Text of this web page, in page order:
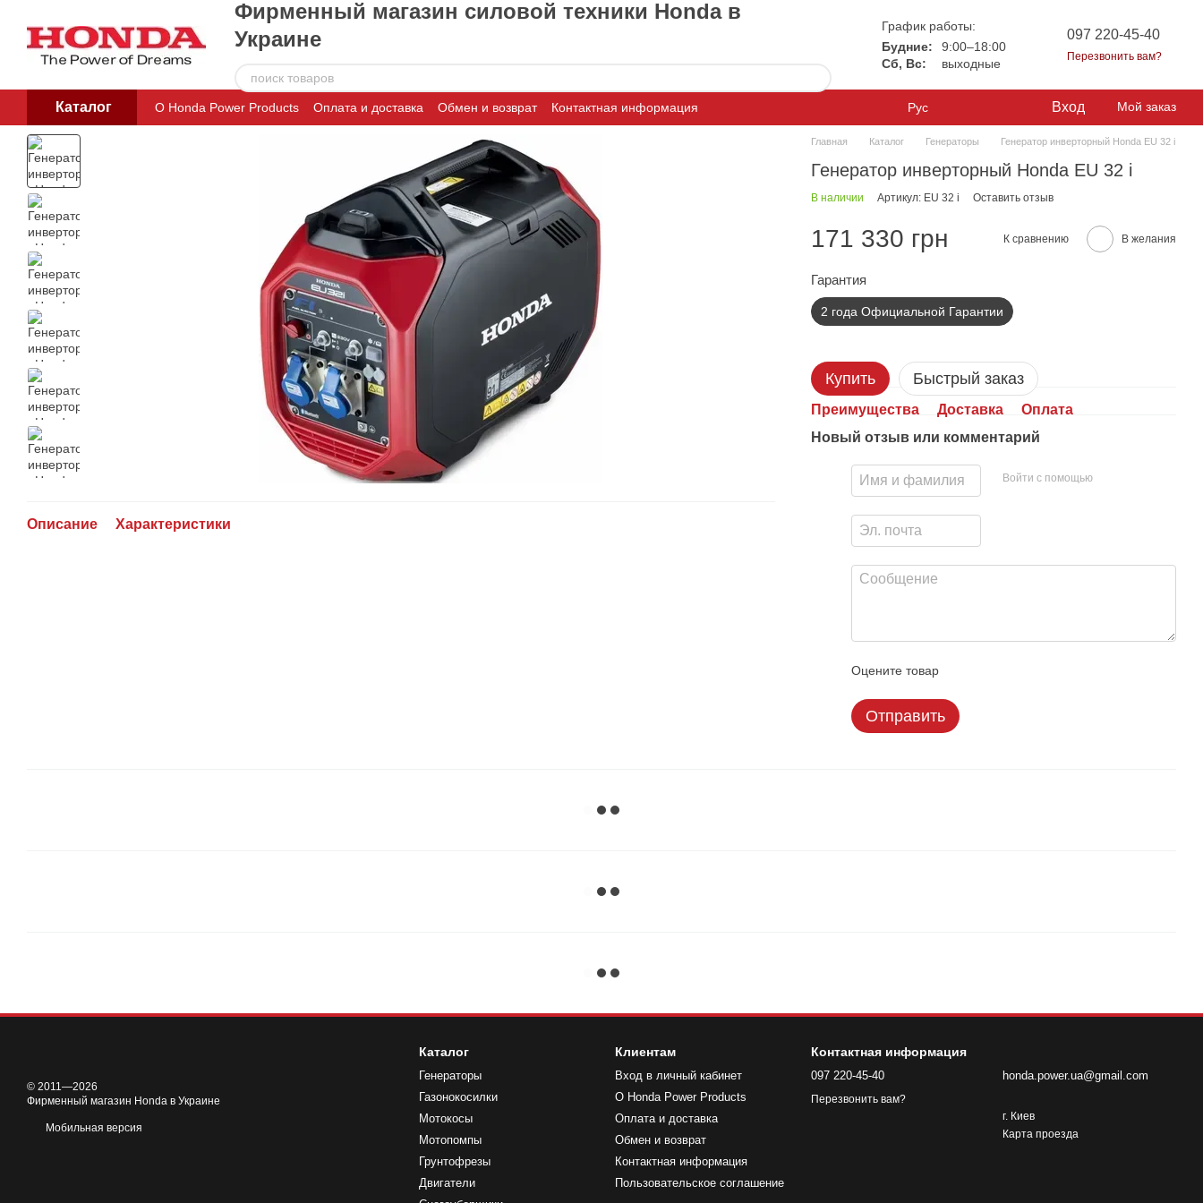
Фирменный магазин силовой техники Honda в
Украине
График работы:
Будние:
9:00–18:00
Сб, Вс:
выходные
097 220-45-40
Перезвонить вам?
Каталог О Honda Power Products Оплата и доставка Обмен и возврат
Контактная информация
Пользовательское соглашение
Рус Вход Мой заказ
Описание Характеристики
Главная Каталог Генераторы Генератор инверторный Honda EU 32 i
Генератор инверторный Honda EU 32 i
В наличии Артикул: EU 32 i Оставить отзыв
171 330 грн К сравнению В желания
Гарантия
2 года Официальной Гарантии
Купить Быстрый заказ
Преимущества Доставка
Оплата
Новый отзыв или комментарий
Войти с помощью
Оцените товар
Отправить
© 2011—2026
Фирменный магазин Honda в Украине
Мобильная версия
Каталог
Генераторы
Газонокосилки
Мотокосы
Мотопомпы
Грунтофрезы
Двигатели
Клиентам
Вход в личный кабинет
О Honda Power Products
Оплата и доставка
Обмен и возврат
Контактная информация
Пользовательское соглашение
Контактная информация
097 220-45-40
Перезвонить вам?
honda.power.ua@gmail.com
г. Киев
Карта проезда